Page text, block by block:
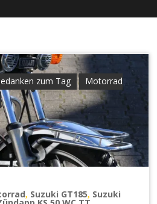
zum Tag
Motorrad
, Suzuki GT185, Suzuki